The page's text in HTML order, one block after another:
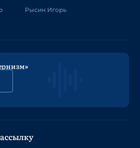
Рысин Игорь